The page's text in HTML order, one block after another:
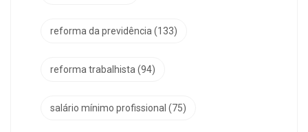
reforma da previdência (133)
reforma trabalhista (94)
salário mínimo profissional (75)